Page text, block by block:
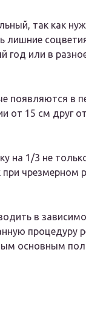
так как
лишние
или в
появляются в
от 15 см друг
на 1/3 не
при чрезмерном
в
процедуру
основным